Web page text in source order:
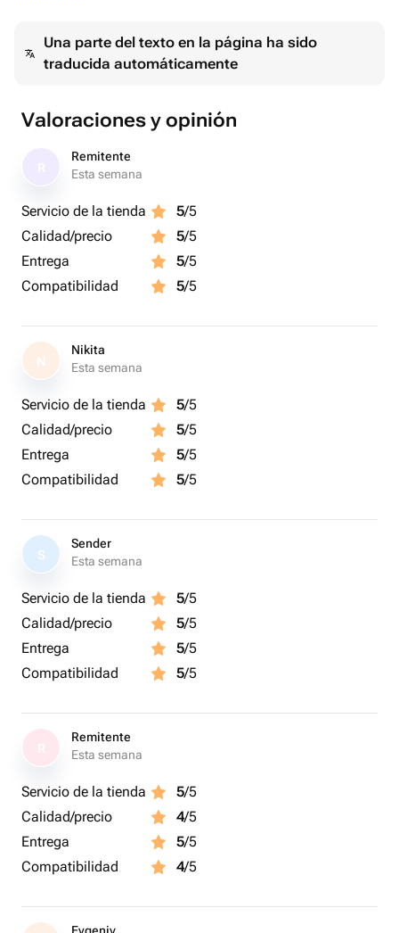
вазу водой на 10-15 см2. Подрежьте цветы острым
ножом под углом 45 градусов.3. Рекомендуем менять
смене воды мойте вазу с моющем
средством.4.Держите букет вдали от прямых
солнечных лучей, сквозняков и источников тепла.
Una parte del texto en la página ha sido
traducida automáticamente
Valoraciones y opinión
Remitente
Esta semana
Servicio de la tienda 5/5
Calidad/precio
5/5
Entrega
5/5
Compatibilidad
5/5
N
Nikita
Esta semana
Servicio de la tienda 5/5
Calidad/precio
5/5
Entrega
5/5
Compatibilidad
5/5
S
Sender
Esta semana
Servicio de la tienda 5/5
Calidad/precio
5/5
Entrega
5/5
Compatibilidad
5/5
Remitente
Esta semana
Servicio de la tienda 5/5
Calidad/precio
4/5
Entrega
5/5
Compatibilidad
4/5